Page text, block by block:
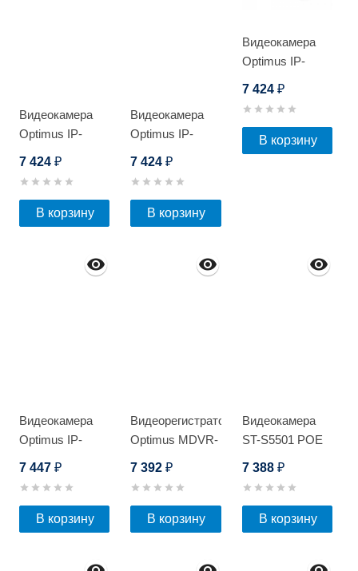
Видеокамера
Optimus IP-
7 424 ₽
В корзину
Видеокамера
Optimus IP-
7 424₽
В корзину
Видеокамера
Optimus IP-
7 424 ₽
В корзину
Видеокамера
Optimus IP-
7 447 ₽
В корзину
Видеорегистратор
Optimus MDVR-
7 392₽
В корзину
Видеокамера
ST-S5501 POE
7 388 ₽
В корзину